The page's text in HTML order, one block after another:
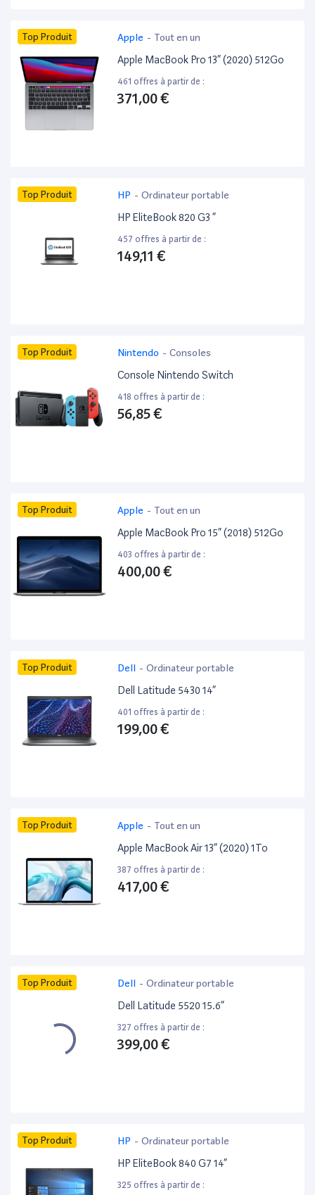
Top Produit Apple - Tout en un
Apple MacBook Pro 13” (2020) 512Go
461 offres à partir de :
371,00 €
Top Produit HP - Ordinateur portable
HP EliteBook 820 G3 ”
457 offres à partir de :
149,11 €
Top Produit Nintendo - Consoles
Console Nintendo Switch
418 offres à partir de :
56,85 €
Top Produit Apple - Tout en un
Apple MacBook Pro 15” (2018) 512Go
403 offres à partir de :
400,00 €
Top Produit Dell - Ordinateur portable
Dell Latitude 5430 14”
401 offres à partir de :
199,00 €
Top Produit Apple - Tout en un
Apple MacBook Air 13” (2020) 1To
387 offres à partir de :
417,00 €
Top Produit Dell - Ordinateur portable
Dell Latitude 5520 15.6”
327 offres à partir de :
399,00 €
Top Produit HP - Ordinateur portable
HP EliteBook 840 G7 14”
325 offres à partir de :